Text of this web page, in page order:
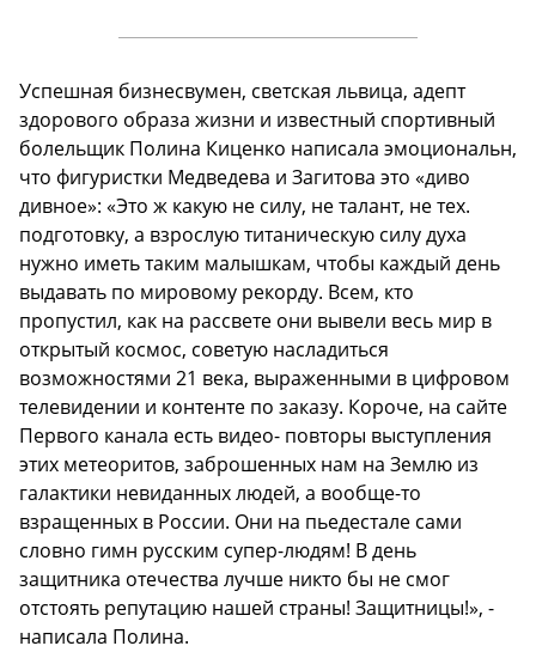
Успешная бизнесвумен, светская львица, адепт
здорового образа жизни и известный спортивный
болельщик Полина Киценко написала эмоциональн,
что фигуристки Медведева и Загитова это «диво
дивное»: «Это ж какую не силу, не талант, не тех.
подготовку, а взрослую титаническую силу духа
нужно иметь таким малышкам, чтобы каждый день
выдавать по мировому рекорду. Всем, кто
пропустил, как на рассвете они вывели весь мир в
открытый космос, советую насладиться
возможностями 21 века, выраженными в цифровом
телевидении и контенте по заказу. Короче, на сайте
Первого канала есть видео- повторы выступления
этих метеоритов, заброшенных нам на Землю из
галактики невиданных людей, а вообще-то
взращенных в России. Они на пьедестале сами
словно гимн русским супер-людям! В день
защитника отечества лучше никто бы не смог
отстоять репутацию нашей страны! Защитницы!», -
написала Полина.